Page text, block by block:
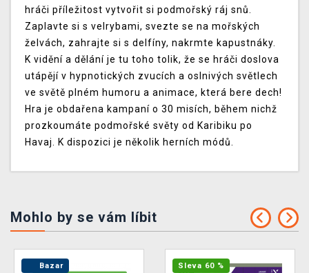
hráči příležitost vytvořit si podmořský ráj snů.
Zaplavte si s velrybami, svezte se na mořských
želvách, zahrajte si s delfíny, nakrmte kapustnáky.
K vidění a dělání je tu toho tolik, že se hráči doslova
utápějí v hypnotických zvucích a oslnivých světlech
ve světě plném humoru a animace, která bere dech!
Hra je obdařena kampaní o 30 misích, během nichž
prozkoumáte podmořské světy od Karibiku po
Havaj. K dispozici je několik herních módů.
Mohlo by se vám líbit
Bazar Sleva 60 %